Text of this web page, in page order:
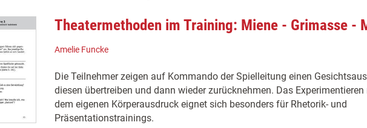
Theatermethoden im Training: Miene - Grimasse -
Amelie Funcke
Die Teilnehmer zeigen auf Kommando der Spielleitung einen
diesen übertreiben und dann wieder zurücknehmen. Das Experimentieren
dem eigenen Körperausdruck eignet sich besonders für Rhetorik- und
Präsentationstrainings.